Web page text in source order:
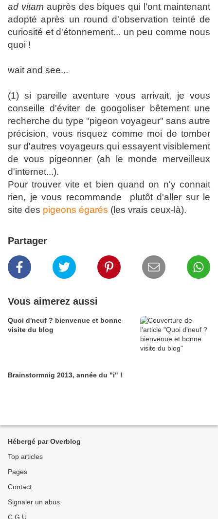
ad vitam auprès des biques qui l'ont maintenant
adopté après un round d'observation teinté de
curiosité et d'étonnement... un peu comme nous
quoi !
wait and see...
(1) si pareille aventure vous arrivait, je vous
conseille d'éviter de googoliser bêtement une
recherche du type "pigeon voyageur" sans autre
précision, vous risquez comme moi de tomber
sur d'autres voyageurs qui essayent visiblement
de vous pigeonner (ah le monde merveilleux
d'internet...).
Pour trouver vite et bien quand on n'y connait
rien, je vous recommande plutôt d'aller sur le
site des pigeons égarés (les vrais ceux-là).
Partager
Vous aimerez aussi
Quoi d'neuf ? bienvenue et bonne
visite du blog
Brainstormnig 2013, année du "i" !
Hébergé par Overblog
Top articles
Pages
Contact
Signaler un abus
C.G.U.